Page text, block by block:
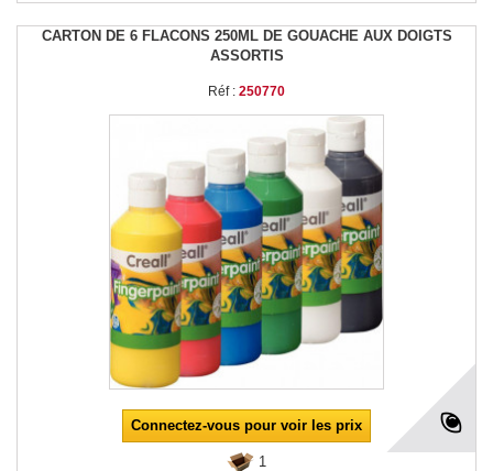
CARTON DE 6 FLACONS 250ML DE GOUACHE AUX DOIGTS
ASSORTIS
Réf : 250770
Connectez-vous pour voir les prix
1